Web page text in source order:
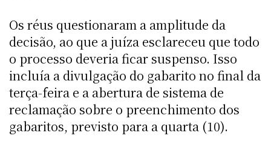
Os réus questionaram a amplitude da
decisão, ao que a juíza esclareceu que todo
o processo deveria ficar suspenso. Isso
incluía a divulgação do gabarito no final da
terça-feira e a abertura de sistema de
reclamação sobre o preenchimento dos
gabaritos, previsto para a quarta (10).